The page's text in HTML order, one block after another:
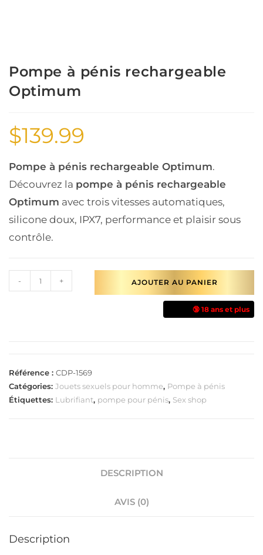
Pompe à pénis rechargeable
Optimum
$139.99
Pompe à pénis rechargeable Optimum.
Découvrez la pompe à pénis rechargeable
Optimum avec trois vitesses automatiques,
silicone doux, IPX7, performance et plaisir sous
contrôle.
- + AJOUTER AU PANIER
🔞 18 ans et plus
Référence : CDP-1569
Catégories: Jouets sexuels pour homme, Pompe à pénis
Étiquettes: Lubrifiant, pompe pour pénis, Sex shop
DESCRIPTION
AVIS (0)
Description